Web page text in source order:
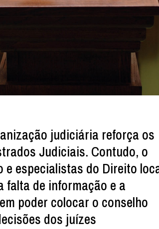
judiciária reforça os
Judiciais. Contudo, o
especialistas do Direito
falta de informação e a
poder colocar o conselho
dos juízes